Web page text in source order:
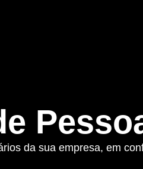
da sua empresa, em